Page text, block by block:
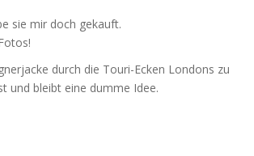
sie mir doch gekauft.
durch die Touri-Ecken Londons zu
und bleibt eine dumme Idee.